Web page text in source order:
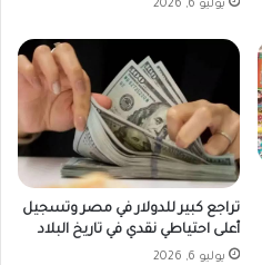
يوليو 6, 2026
تراجع كبير للدولار في مصر وتسجيل
أعلى احتياطي نقدي في تاريخ البلاد
يوليو 6, 2026